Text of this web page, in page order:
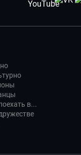
в...